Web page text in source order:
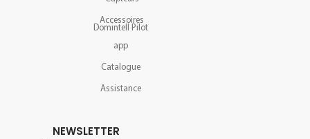
Accessoires
Domintell Pilot
app
Catalogue
Assistance
NEWSLETTER